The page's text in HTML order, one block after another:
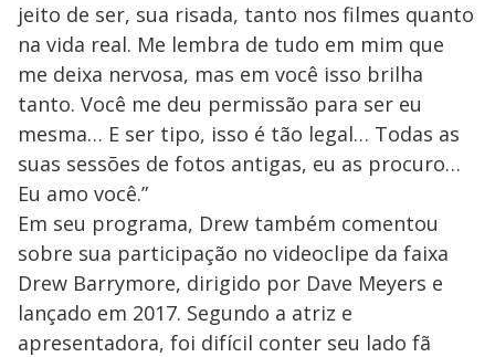
jeito de ser, sua risada, tanto nos filmes quanto
na vida real. Me lembra de tudo em mim que
me deixa nervosa, mas em você isso brilha
tanto. Você me deu permissão para ser eu
mesma… E ser tipo, isso é tão legal… Todas as
suas sessões de fotos antigas, eu as procuro…
Eu amo você.”
Em seu programa, Drew também comentou
sobre sua participação no videoclipe da faixa
Drew Barrymore, dirigido por Dave Meyers e
lançado em 2017. Segundo a atriz e
apresentadora, foi difícil conter seu lado fã